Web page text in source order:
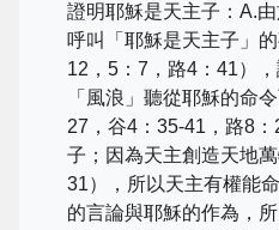
證明耶穌是天主子：A.
呼叫「耶穌是天主子」
12，5：7，路4：41）
「風浪」聽從耶穌的命
27，谷4：35-41，路8
子；因為天主創造天地
31），所以天主有權能
的言論與耶穌的作為，